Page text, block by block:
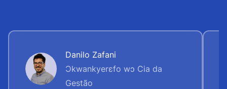
Danilo Zafani
Ɔkwankyerɛfo wɔ Cia da
Gestão